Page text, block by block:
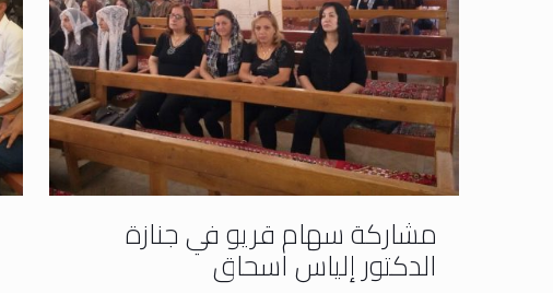
مشاركة سهام قريو في جنازة
الدكتور إلياس اسحاق